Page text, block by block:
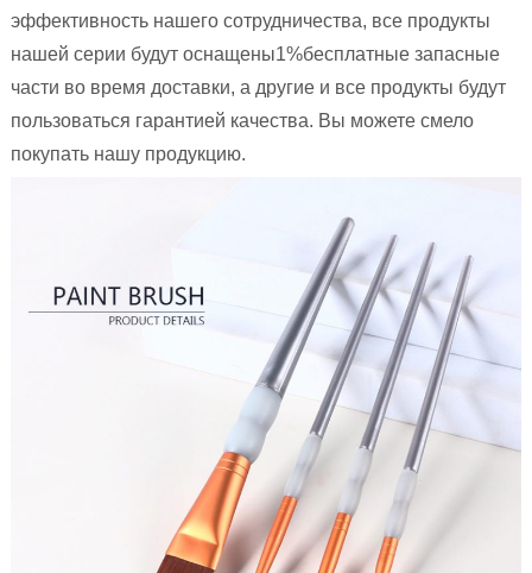
эффективность нашего сотрудничества, все продукты
нашей серии будут оснащены1%бесплатные запасные
части во время доставки, а другие и все продукты будут
пользоваться гарантией качества. Вы можете смело
покупать нашу продукцию.